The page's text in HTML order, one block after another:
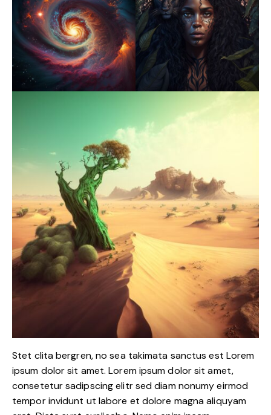
Stet clita bergren, no sea takimata sanctus est Lorem
ipsum dolor sit amet. Lorem ipsum dolor sit amet,
consetetur sadipscing elitr sed diam nonumy eirmod
tempor invidunt ut labore et dolore magna aliquyam